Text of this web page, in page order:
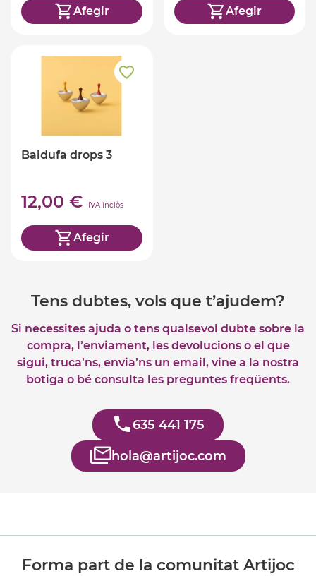
Afegir Afegir
Baldufa drops 3
12,00 € IVA inclòs
Afegir
Tens dubtes, vols que t’ajudem?
Si necessites ajuda o tens qualsevol dubte sobre la
compra, l’enviament, les devolucions o el que
sigui, truca’ns, envia’ns un email, vine a la nostra
botiga o bé consulta les preguntes freqüents.
635 441 175
hola@artijoc.com
Forma part de la comunitat Artijoc